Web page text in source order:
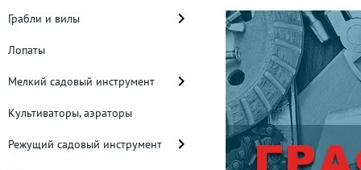
Грабли и вилы
Лопаты
Мелкий садовый инструмент
Культиваторы, аэраторы
Режущий садовый инструмент